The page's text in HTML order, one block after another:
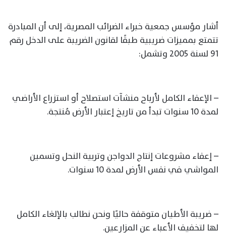
أشار مؤسس جمعية خبراء الضرائب المصرية، إلى أن المبادرة
تتمتع بمميزات ضريبية طبقًا لقانون الضريبة على الدخل رقم
91 لسنة 2005 وتشمل:
– الإعفاء الكامل لأرباح منشآت استصلاح أو استزراع الأراضي
لمدة 10 سنوات تبدأ من تاريخ إعتبار الأرض مُنتجة.
– إعفاء مشروعات إنتاج الدواجن وتربية النحل وتسمين
المواشي في نفس الأرض لمدة 10 سنوات.
– ضريبة الأطيان متوقفة حاليًا ونحن نطالب بالإلغاء الكامل
لها لتخفيف الأعباء عن المزارعين.